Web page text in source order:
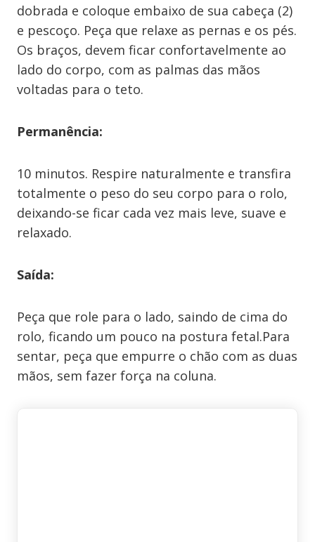
dobrada e coloque embaixo de sua cabeça (2)
e pescoço. Peça que relaxe as pernas e os pés.
Os braços, devem ficar confortavelmente ao
lado do corpo, com as palmas das mãos
voltadas para o teto.
Permanência:
10 minutos. Respire naturalmente e transfira
totalmente o peso do seu corpo para o rolo,
deixando-se ficar cada vez mais leve, suave e
relaxado.
Saída:
Peça que role para o lado, saindo de cima do
rolo, ficando um pouco na postura fetal.Para
sentar, peça que empurre o chão com as duas
mãos, sem fazer força na coluna.